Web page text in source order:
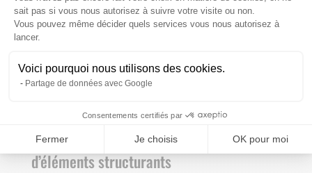
sait pas si vous nous autorisez à suivre votre visite ou non.
Vous pouvez même décider quels services vous nous autorisez à
lancer.
Voici pourquoi nous utilisons des cookies.
Partage de données avec Google
Consentements certifiés par
Fermer Je choisis OK pour moi
Axeptio consent
région de Liège, capables de s’épanouir
durablement tout en limitant les contraintes
Intégration de zones paysagères et
d’éléments structurants